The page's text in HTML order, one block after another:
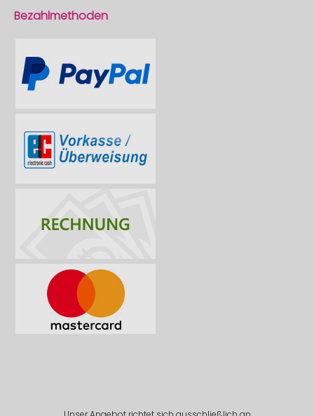
Bezahlmethoden